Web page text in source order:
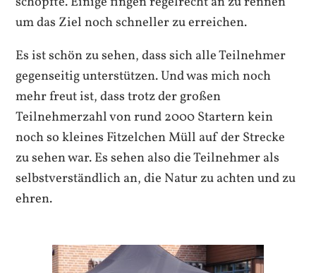
um das Ziel noch schneller zu erreichen.
Es ist schön zu sehen, dass sich alle Teilnehmer
gegenseitig unterstützen. Und was mich noch
mehr freut ist, dass trotz der großen
Teilnehmerzahl von rund 2000 Startern kein
noch so kleines Fitzelchen Müll auf der Strecke
zu sehen war. Es sehen also die Teilnehmer als
selbstverständlich an, die Natur zu achten und zu
ehren.